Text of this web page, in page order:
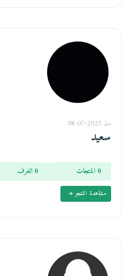
منذ 2025-07-08
سعيد
0 المنتجات 0 الغرف
مشاهدة المتجر